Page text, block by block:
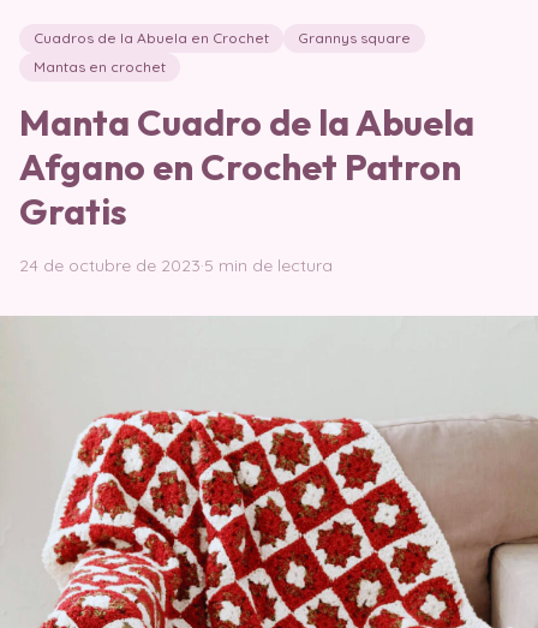
Cuadros de la Abuela en Crochet
Grannys square
Mantas en crochet
Manta Cuadro de la Abuela
Afgano en Crochet Patron
Gratis
24 de octubre de 2023·5 min de lectura